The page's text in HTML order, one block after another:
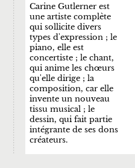
Carine Gutlerner est
une artiste complète
qui sollicite divers
types d'expression ; le
piano, elle est
concertiste ; le chant,
qui anime les chœurs
qu'elle dirige ; la
composition, car elle
invente un nouveau
tissu musical ; le
dessin, qui fait partie
intégrante de ses dons
créateurs.